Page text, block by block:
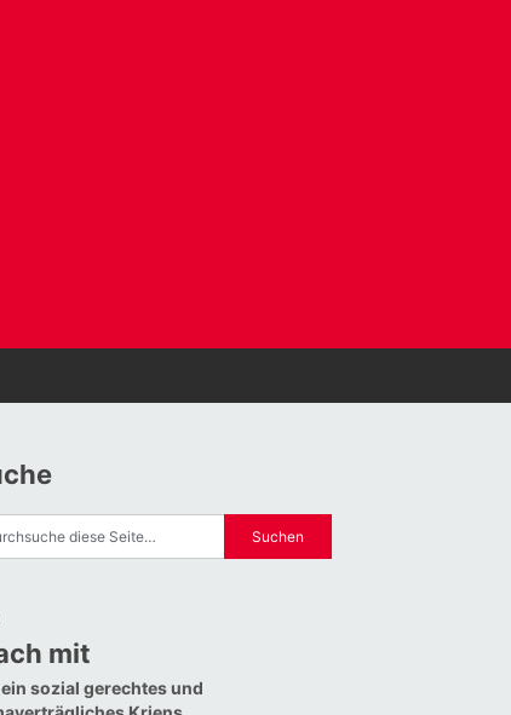
mit
sozial gerechtes und